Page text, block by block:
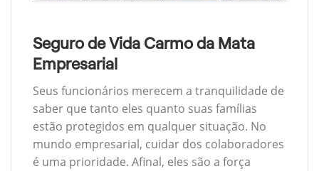
Seguro de Vida Carmo da Mata
Empresarial
Seus funcionários merecem a tranquilidade de
saber que tanto eles quanto suas famílias
estão protegidos em qualquer situação. No
mundo empresarial, cuidar dos colaboradores
é uma prioridade. Afinal, eles são a força